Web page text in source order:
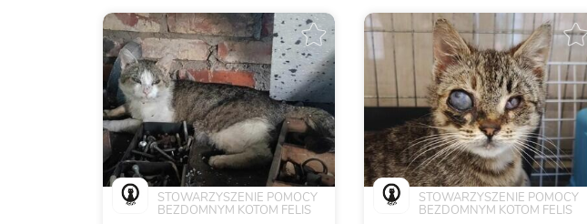
STOWARZYSZENIE POMOCY
BEZDOMNYM KOTOM FELIS
STOWARZYSZENIE POMOCY
BEZDOMNYM KOTOM FELIS